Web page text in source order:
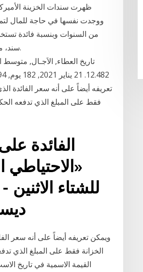
ظهرت سندات الخزينة
ووجدت نفسها في حاجة للمال
من السنوات وبنسبة فائدة
سند،
تعريفه أيضاً على أنه سعر الفائدة
فقط على المبلغ الذي تدفعه
الفائدة
«الاحتياطي
ديسمبر 2020 مـ
ويمكن تعريفه أيضاً على أنه سعر
الخزانة فقط على المبلغ الذي
القيمة الاسمية في تاريخ